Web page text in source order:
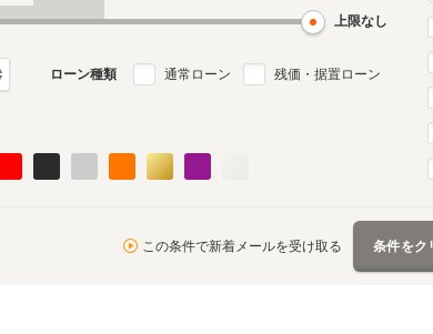
上限なし
ローン種類 通常ローン 残価・据置ローン
この条件で新着メールを受け取る 条件をク